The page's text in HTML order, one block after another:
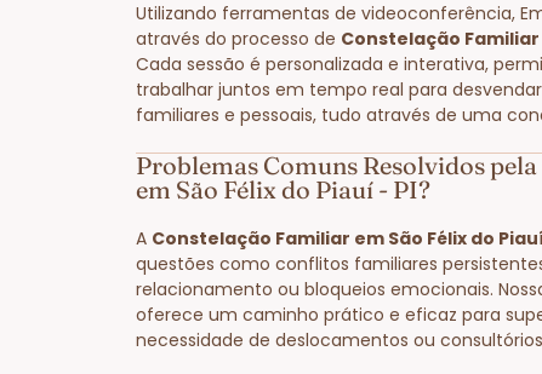
Utilizando ferramentas de videoconferência,
através do processo de Constelação Familiar
Cada sessão é personalizada e interativa,
trabalhar juntos em tempo real para
familiares e pessoais, tudo através de uma
Problemas Comuns Resolvidos
em São Félix do Piauí - PI?
A Constelação Familiar em São Félix do
questões como conflitos familiares
relacionamento ou bloqueios emocionais.
oferece um caminho prático e eficaz para
necessidade de deslocamentos ou